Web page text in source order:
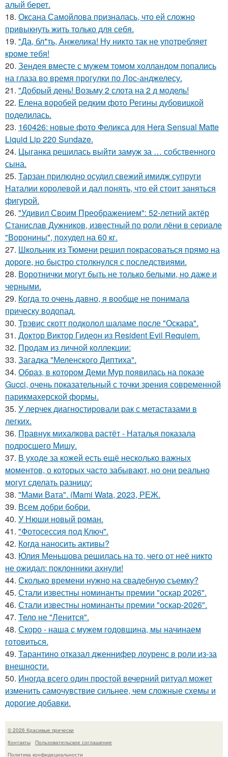
алый берет.
18. Оксана Самойлова призналась, что ей сложно
привыкнуть жить только для себя.
19. "Да, бл*ть, Анжелика! Ну никто так не употребляет
кроме тебя!
20. Зендея вместе с мужем томом холландом попались
на глаза во время прогулки по Лос-анджелесу.
21. "Добрый день! Возьму 2 слота на 2 д модель!
22. Елена воробей редким фото Регины дубовицкой
поделилась.
23. 160426: новые фото Феликса для Hera Sensual Matte
Liquid Lip 220 Sundaze.
24. Цыганка решилась выйти замуж за … собственного
сына.
25. Тарзан прилюдно осудил свежий имидж супруги
Наталии королевой и дал понять, что ей стоит заняться
фигурой.
26. "Удивил Своим Преображением": 52-летний актёр
Станислав Дужников, известный по роли лёни в сериале
"Воронины", похудел на 60 кг.
27. Школьник из Тюмени решил покрасоваться прямо на
дороге, но быстро столкнулся с последствиями.
28. Воротнички могут быть не только белыми, но даже и
черными.
29. Когда то очень давно, я вообще не понимала
прическу водопад.
30. Трэвис скотт подколол шаламе после "Оскара".
31. Доктор Виктор Гидеон из Resident Evil Requiem.
32. Продам из личной коллекции:
33. Загадка "Меленского Диптиха".
34. Образ, в котором Деми Мур появилась на показе
Gucci, очень показательный с точки зрения современной
парикмахерской формы.
35. У лерчек диагностировали рак с метастазами в
легких.
36. Правнук михалкова растёт - Наталья показала
подросшего Мишу.
37. В уходе за кожей есть ещё несколько важных
моментов, о которых часто забывают, но они реально
могут сделать разницу:
38. "Мами Вата". (Mami Wata, 2023, РЕЖ.
39. Всем добри бобри.
40. У Нюши новый роман.
41. "Фотосессия под Ключ".
42. Когда наносить активы?
43. Юлия Меньшова решилась на то, чего от неё никто
не ожидал: поклонники ахнули!
44. Сколько времени нужно на свадебную съемку?
45. Стали известны номинанты премии "оскар 2026".
46. Стали известны номинанты премии "оскар-2026".
47. Тело не "Ленится".
48. Скоро - наша с мужем годовщина, мы начинаем
готовиться.
49. Тарантино отказал дженнифер лоуренс в роли из-за
внешности.
50. Иногда всего один простой вечерний ритуал может
изменить самочувствие сильнее, чем сложные схемы и
дорогие добавки.
© 2026 Красивые прически
Контакты
Пользовательское соглашение
Политика конфидециальности